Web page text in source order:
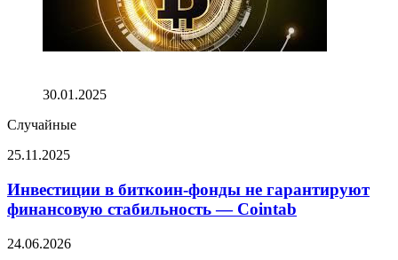
30.01.2025
Случайные
Инвестиции
биткоин-
фонды
не
финансовую
25.11.2025
Инвестиции в биткоин-фонды не гарантируют
финансовую стабильность — Cointab
95%
24.06.2026